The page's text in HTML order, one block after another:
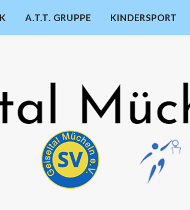
A.T.T. GRUPPE KINDERSPORT